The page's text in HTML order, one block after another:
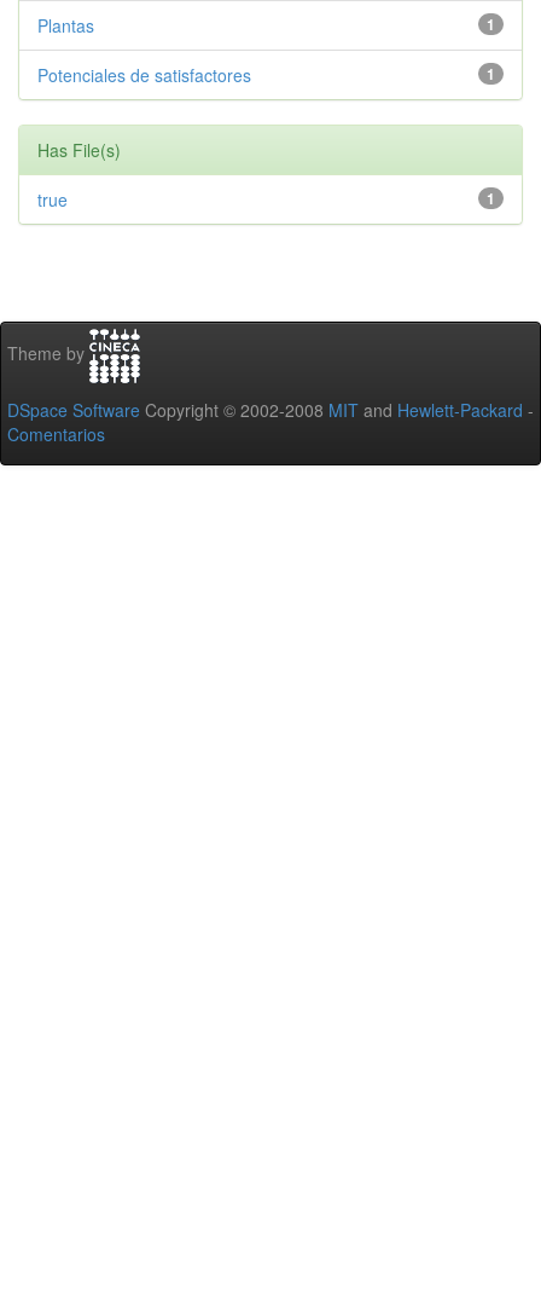
1
Plantas
1
Potenciales de satisfactores
Has File(s)
1
true
Theme by
DSpace Software Copyright © 2002-2008 MIT and Hewlett-Packard -
Comentarios